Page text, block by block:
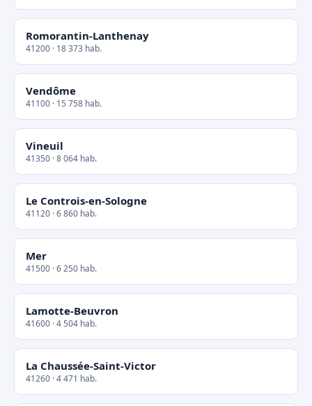
Romorantin-Lanthenay
41200 · 18 373 hab.
Vendôme
41100 · 15 758 hab.
Vineuil
41350 · 8 064 hab.
Le Controis-en-Sologne
41120 · 6 860 hab.
Mer
41500 · 6 250 hab.
Lamotte-Beuvron
41600 · 4 504 hab.
La Chaussée-Saint-Victor
41260 · 4 471 hab.